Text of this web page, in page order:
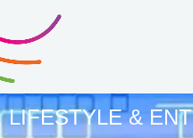
LIFESTYLE &